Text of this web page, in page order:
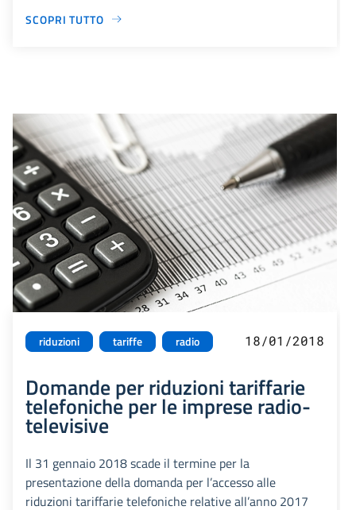
SCOPRI TUTTO
riduzioni tariffe radio 18/01/2018
Domande per riduzioni tariffarie
telefoniche per le imprese radio-
televisive
Il 31 gennaio 2018 scade il termine per la
presentazione della domanda per l’accesso alle
riduzioni tariffarie telefoniche relative all’anno 2017